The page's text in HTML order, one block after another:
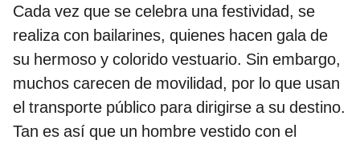
Cada vez que se celebra una festividad, se
realiza con bailarines, quienes hacen gala de
su hermoso y colorido vestuario. Sin embargo,
muchos carecen de movilidad, por lo que usan
el transporte público para dirigirse a su destino.
Tan es así que un hombre vestido con el